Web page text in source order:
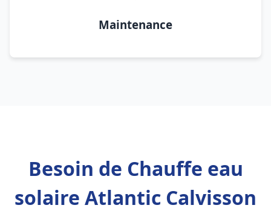
Maintenance
Besoin de Chauffe eau
solaire Atlantic Calvisson